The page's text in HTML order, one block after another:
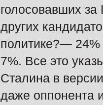
голосовавших
других
политике?— 24%
7%. Все это
Сталина в
даже оппонента